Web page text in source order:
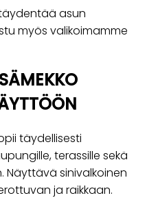
asun
myös valikoimamme
täydellisesti
terassille sekä
Näyttävä sinivalkoinen
ja raikkaan.